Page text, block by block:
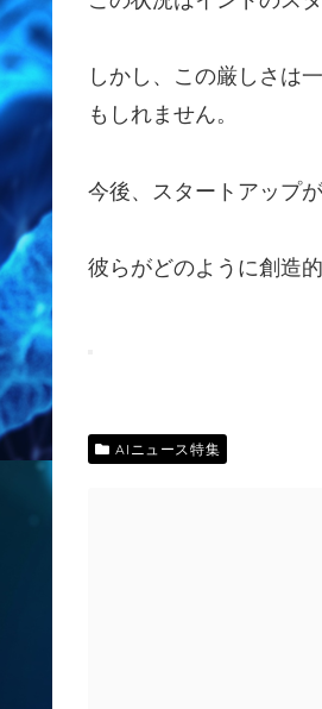
しかし、この厳しさは
もしれません。
今後、スタートアップ
彼らがどのように創造
AIニュース特集